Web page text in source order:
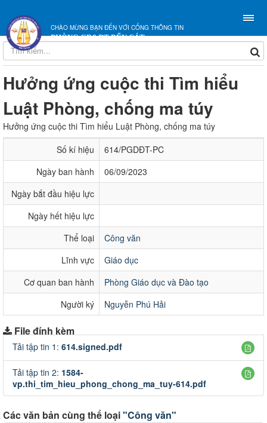
CHÀO MỪNG BẠN ĐẾN VỚI CỔNG THÔNG TIN
PHÒNG GD&ĐT BẾN CÁT
Hưởng ứng cuộc thi Tìm hiểu
Luật Phòng, chống ma túy
Hưởng ứng cuộc thi Tìm hiểu Luật Phòng, chống ma túy
Số kí hiệu
614/PGDĐT-PC
Ngày ban hành
06/09/2023
Ngày bắt đầu hiệu lực
Ngày hết hiệu lực
Thể loại
Công văn
Lĩnh vực
Giáo dục
Cơ quan ban hành
Phòng Giáo dục và Đào tạo
Người ký
Nguyễn Phú Hải
File đính kèm
Tải tập tin 1: 614.signed.pdf
Tải tập tin 2: 1584-
vp.thi_tim_hieu_phong_chong_ma_tuy-614.pdf
Các văn bản cùng thể loại"Công văn"